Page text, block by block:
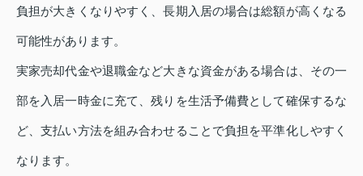
負担が大きくなりやすく、長期入居の場合は総額が高くなる
可能性があります。
実家売却代金や退職金など大きな資金がある場合は、その一
部を入居一時金に充て、残りを生活予備費として確保するな
ど、支払い方法を組み合わせることで負担を平準化しやすく
なります。